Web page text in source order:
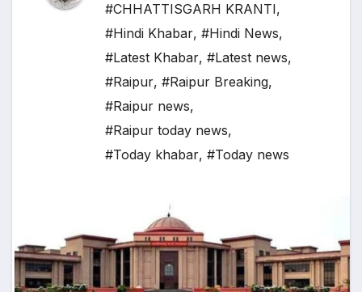
#CHHATTISGARH KRANTI,
#Hindi Khabar, #Hindi News,
#Latest Khabar, #Latest news,
#Raipur, #Raipur Breaking,
#Raipur news,
#Raipur today news,
#Today khabar, #Today news